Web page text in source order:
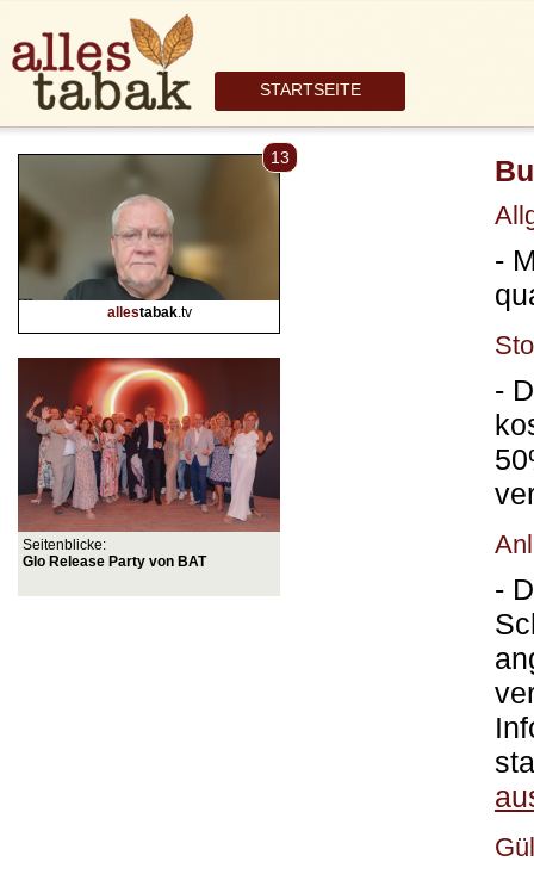
STARTSEITE
13
allestabak.tv
Seitenblicke:
Glo Release Party von BAT
-
-
-